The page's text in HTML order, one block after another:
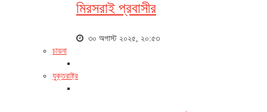
মিরসরাই প্রবাসীর
৩০ অগাস্ট ২০২৫, ২০:৫৩
চায়না
যুক্তরাষ্ট্র